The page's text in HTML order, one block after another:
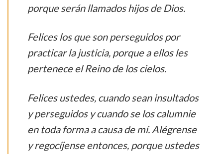
porque serán llamados hijos de Dios.
Felices los que son perseguidos por
practicar la justicia, porque a ellos les
pertenece el Reino de los cielos.
Felices ustedes, cuando sean insultados
y perseguidos y cuando se los calumnie
en toda forma a causa de mí. Alégrense
y regocíjense entonces, porque ustedes